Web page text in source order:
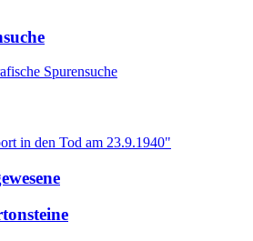
Spurensuche
in den Tod am 23.9.1940"